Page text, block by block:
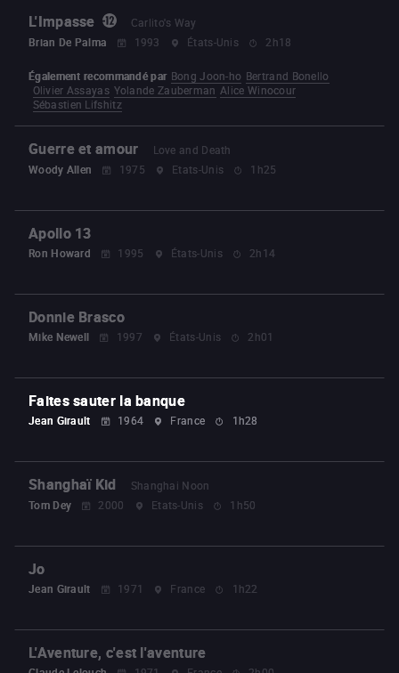
L'Impasse
Carlito's Way
Brian De Palma
1993 États-Unis 2h18
Également recommandé par Bong Joon-ho Bertrand Bonello
Olivier Assayas Yolande Zauberman Alice Winocour
Sébastien Lifshitz
Guerre et amour
Love and Death
Woody Allen
1975 Etats-Unis 1h25
Apollo 13
Ron Howard 1995 États-Unis 2h14
Donnie Brasco
Mike Newell 1997 États-Unis 2h01
Faites sauter la banque
Jean Girault 1964 France 1h28
Shanghaï Kid
Shanghai Noon
Tom Dey
2000 Etats-Unis 1h50
Jo
Jean Girault 1971 France 1h22
L'Aventure, c'est l'aventure